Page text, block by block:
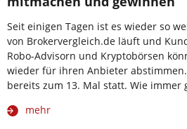
Seit einigen Tagen ist es wieder so
von Brokervergleich.de läuft und
Robo-Advisorn und Kryptobörsen
wieder für ihren Anbieter
bereits zum 13. Mal statt. Wie
mehr